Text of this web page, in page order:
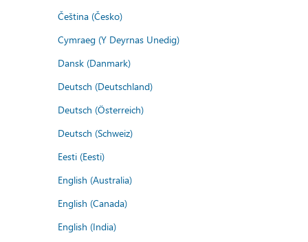
Čeština (Česko)
Cymraeg (Y Deyrnas Unedig)
Dansk (Danmark)
Deutsch (Deutschland)
Deutsch (Österreich)
Deutsch (Schweiz)
Eesti (Eesti)
English (Australia)
English (Canada)
English (India)